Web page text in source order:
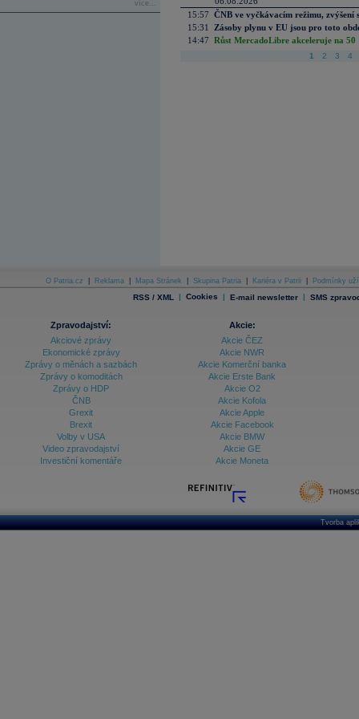
více...
15:57 ČNB ve vyčkávacím režimu, zvýšení
15:31
Zásoby plynu v EU jsou pro toto
14:47 Růst MercadoLibre akceleruje na
1 2 3 4
O Patria.cz Reklama Mapa Stránek Skupina Patria Kariéra v Patrii Podmínky
RSS / XML | Cookies | E-mail newsletter | SMS
Zpravodajství:
Akciové zprávy
Ekonomické zprávy
Zprávy o měnách a sazbách
Zprávy o komoditách
Zprávy o HDP
ČNB
Grexit
Brexit
Volby v USA
Video zpravodajství
Investiční komentáře
Akcie:
Akcie ČEZ
Akcie NWR
Akcie Komerční banka
Akcie Erste Bank
Akcie O2
Akcie Kofola
Akcie Apple
Akcie Facebook
Akcie BMW
Akcie GE
Akcie Moneta
Tvorba